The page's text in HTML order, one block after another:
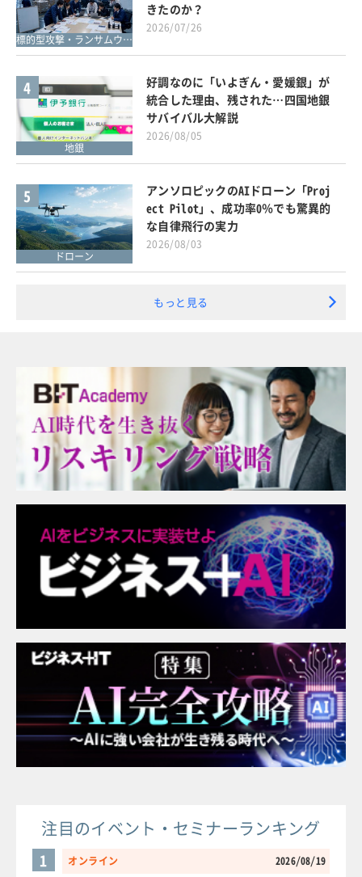
標的型攻撃・ランサムウェア対策
きたのか？
2026/07/26
4
地銀
好調なのに「いよぎん・愛媛銀」が
統合した理由、残された…四国地銀
サバイバル大解説
2026/08/05
5
ドローン
アンソロピックのAIドローン「Proj
ect Pilot」、成功率0％でも驚異的
な自律飛行の実力
2026/08/03
もっと見る
注目のイベント・セミナーランキング
オンライン 2026/08/19
1